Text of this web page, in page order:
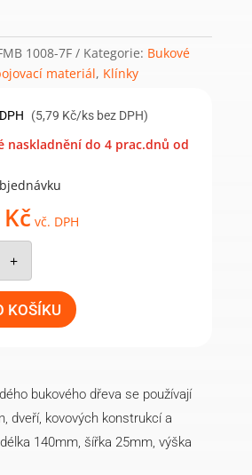
1008-7F Kategorie: Bukové
materiál, Klínky
(5,79 Kč/ks bez DPH)
naskladnění do 4 prac.dnů od
Kč vč. DPH
18mm,
+
KOŠÍKU
bukového dřeva se používají
dveří, kovových konstrukcí a
140mm, šířka 25mm, výška